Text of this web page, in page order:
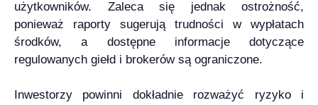
użytkowników. Zaleca się jednak ostrożność,
ponieważ raporty sugerują trudności w wypłatach
środków, a dostępne informacje dotyczące
regulowanych giełd i brokerów są ograniczone.
Inwestorzy powinni dokładnie rozważyć ryzyko i